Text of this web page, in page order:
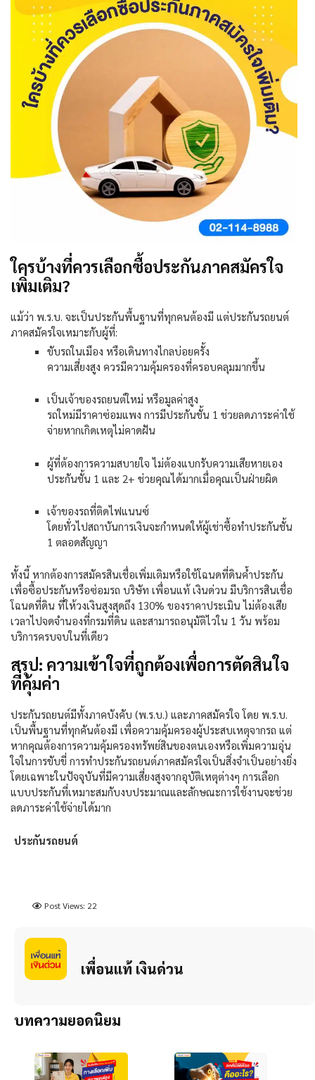
ใครบ้างที่ควรเลือกซื้อประกันภาคสมัครใจ
เพิ่มเติม?
แม้ว่า พ.ร.บ. จะเป็นประกันพื้นฐานที่ทุกคนต้องมี แต่ประกันรถยนต์
ภาคสมัครใจเหมาะกับผู้ที่:
ขับรถในเมือง หรือเดินทางไกลบ่อยครั้ง
ความเสี่ยงสูง ควรมีความคุ้มครองที่ครอบคลุมมากขึ้น
เป็นเจ้าของรถยนต์ใหม่ หรือมูลค่าสูง
รถใหม่มีราคาซ่อมแพง การมีประกันชั้น 1 ช่วยลดภาระค่าใช้
จ่ายหากเกิดเหตุไม่คาดฝัน
ผู้ที่ต้องการความสบายใจ ไม่ต้องแบกรับความเสียหายเอง
ประกันชั้น 1 และ 2+ ช่วยคุณได้มากเมื่อคุณเป็นฝ่ายผิด
เจ้าของรถที่ติดไฟแนนซ์
โดยทั่วไปสถาบันการเงินจะกำหนดให้ผู้เช่าซื้อทำประกันชั้น
1 ตลอดสัญญา
ทั้งนี้ หากต้องการสมัครสินเชื่อเพิ่มเติมหรือใช้โฉนดที่ดินค้ำประกัน
เพื่อซื้อประกันหรือซ่อมรถ บริษัท เพื่อนแท้ เงินด่วน มีบริการสินเชื่อ
โฉนดที่ดิน ที่ให้วงเงินสูงสุดถึง 130% ของราคาประเมิน ไม่ต้องเสีย
เวลาไปจดจำนองที่กรมที่ดิน และสามารถอนุมัติไวใน 1 วัน พร้อม
บริการครบจบในที่เดียว
สรุป: ความเข้าใจที่ถูกต้องเพื่อการตัดสินใจ
ที่คุ้มค่า
ประกันรถยนต์มีทั้งภาคบังคับ (พ.ร.บ.) และภาคสมัครใจ โดย พ.ร.บ.
เป็นพื้นฐานที่ทุกคันต้องมี เพื่อความคุ้มครองผู้ประสบเหตุจากรถ แต่
หากคุณต้องการความคุ้มครองทรัพย์สินของตนเองหรือเพิ่มความอุ่น
ใจในการขับขี่ การทำประกันรถยนต์ภาคสมัครใจเป็นสิ่งจำเป็นอย่างยิ่ง
โดยเฉพาะในปัจจุบันที่มีความเสี่ยงสูงจากอุบัติเหตุต่างๆ การเลือก
แบบประกันที่เหมาะสมกับงบประมาณและลักษณะการใช้งานจะช่วย
ลดภาระค่าใช้จ่ายได้มาก
ประกันรถยนต์
Post Views: 22
เพื่อนแท้ เงินด่วน
บทความยอดนิยม